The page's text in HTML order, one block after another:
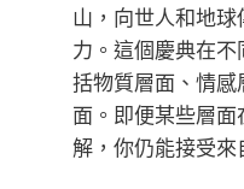
山，向世人和地
力。這個慶典在
括物質層面、情
面。即便某些層
解，你仍能接受來